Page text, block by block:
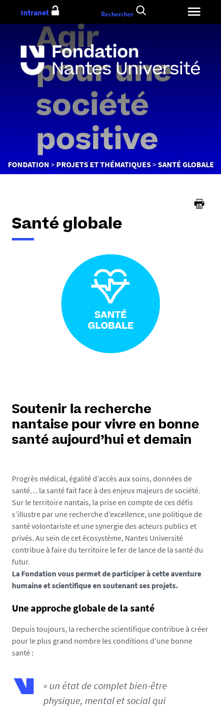
au
Vous
êtes
FONDATION PROJETS ET THÉMATIQUES SANTÉ GLOBALE
Intranet Rechercher
Santé globale
Soutenir la recherche
nantaise pour vivre en bonne
santé aujourd’hui et demain
Progrès médical, égalité d’accès aux soins, données de
santé… la santé fait face à des enjeux majeurs de société.
Sur le territoire nantais, la prise en compte de ces défis
s’illustre par une recherche d’excellence, une politique de
santé volontariste et une synergie des acteurs publics et
privés. Au sein de cet écosystème, Nantes Université
contribue à faire du territoire le fer de lance de la santé du
futur.
La Fondation vous permet de participer à cette aventure
humaine et scientifique en soutenant ses projets.
Une approche globale de la santé
Depuis toujours, la recherche scientifique contribue à créer
pour le plus grand nombre les conditions d’une bonne
santé :
« un état de complet bien-être
physique, mental et social qui